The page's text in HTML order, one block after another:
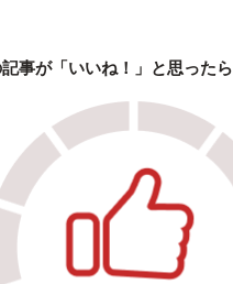
事が「いいね！」と思ったら